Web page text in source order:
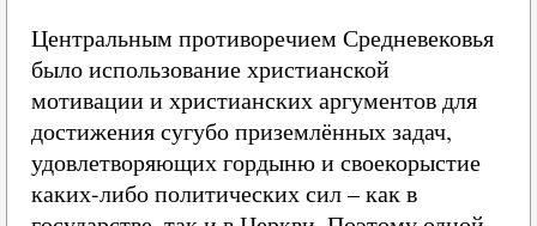
Центральным противоречием Средневековья
было использование христианской
мотивации и христианских аргументов для
достижения сугубо приземлённых задач,
удовлетворяющих гордыню и своекорыстие
каких-либо политических сил – как в